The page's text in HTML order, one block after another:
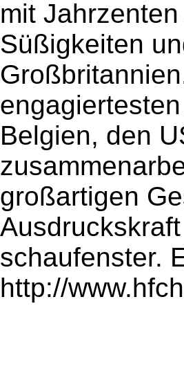
mit
Süßigkeiten
Belgien, den
großartigen
schaufenster.
http://